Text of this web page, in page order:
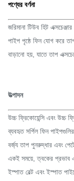
পণ্যের বর্ণনা
জরিমানা টিউব হিট
পাইপ পৃষ্ঠে ফিন যোগ করে
বাড়ানো হয়, যাতে তাপ
উত্পাদন
উচ্চ ফ্রিকোয়েন্সি এবং উচ্চ
ব্যবহৃত সর্পিল ফিন
বর্জ্য তাপ পুনরুদ্ধার এবং
একই সময়ে, ত্বকের প্রভাব
ইস্পাত বেল্ট এবং ইস্পাত